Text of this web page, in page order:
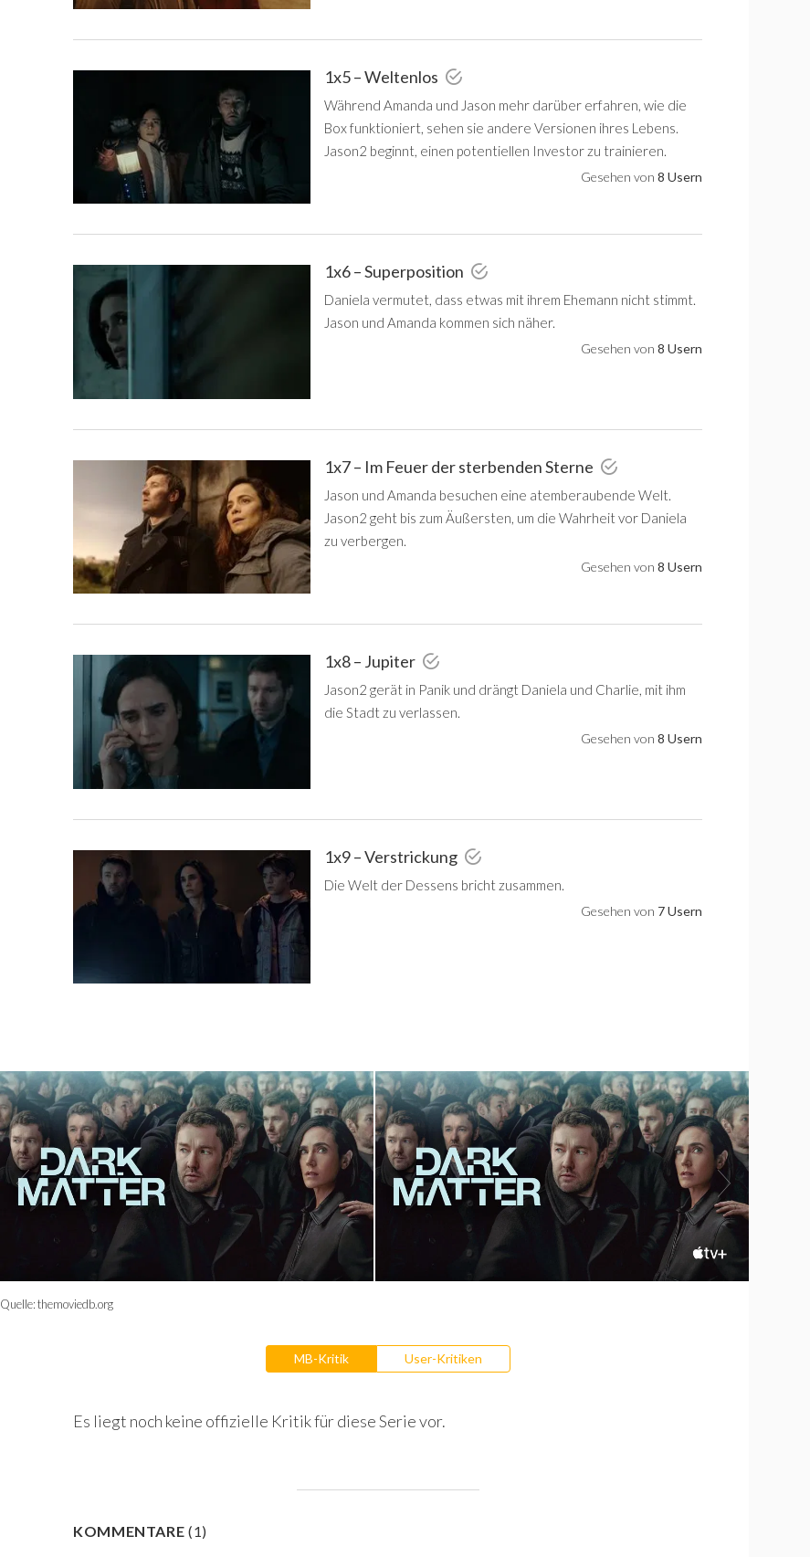
1x5 – Weltenlos
Während Amanda und Jason mehr darüber erfahren, wie die
Box funktioniert, sehen sie andere Versionen ihres Lebens.
Jason2 beginnt, einen potentiellen Investor zu trainieren.
Gesehen von 8 Usern
1x6 – Superposition
Daniela vermutet, dass etwas mit ihrem Ehemann nicht stimmt.
Jason und Amanda kommen sich näher.
Gesehen von 8 Usern
1x7 – Im Feuer der sterbenden Sterne
Jason und Amanda besuchen eine atemberaubende Welt.
Jason2 geht bis zum Äußersten, um die Wahrheit vor Daniela
zu verbergen.
Gesehen von 8 Usern
1x8 – Jupiter
Jason2 gerät in Panik und drängt Daniela und Charlie, mit ihm
die Stadt zu verlassen.
Gesehen von 8 Usern
1x9 – Verstrickung
Die Welt der Dessens bricht zusammen.
Gesehen von 7 Usern
Quelle:themoviedb.org
MB-Kritik User-Kritiken
Es liegt noch keine offizielle Kritik für diese Serie vor.
KOMMENTARE(1)